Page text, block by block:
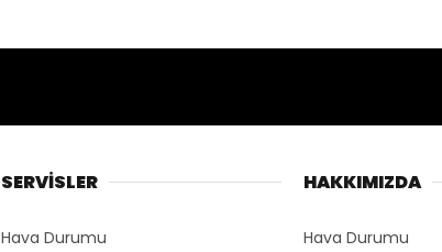
SERVİSLER
Hava Durumu
HAKKIMIZDA
Hava Durumu